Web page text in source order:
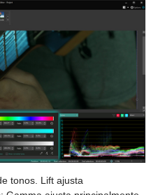
tonos. Lift ajusta